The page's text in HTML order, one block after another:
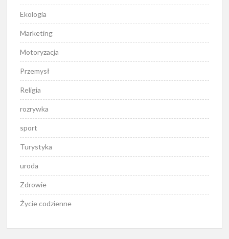
Ekologia
Marketing
Motoryzacja
Przemysł
Religia
rozrywka
sport
Turystyka
uroda
Zdrowie
Życie codzienne